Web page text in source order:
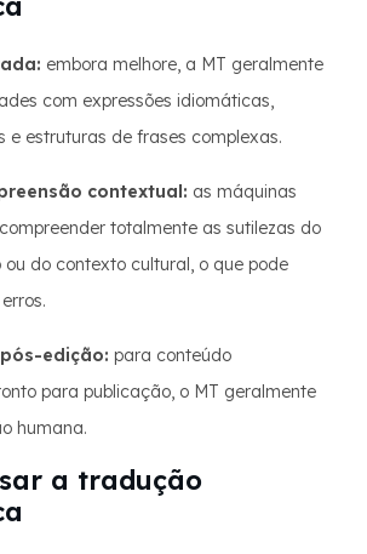
embora melhore, a MT geralmente
com expressões idiomáticas,
e estruturas de frases complexas.
contextual: as máquinas
totalmente as sutilezas do
do contexto cultural, o que pode
edição: para conteúdo
para publicação, o MT geralmente
humana.
a tradução